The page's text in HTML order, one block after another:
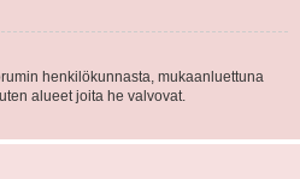
henkilökunnasta, mukaanluettuna
alueet joita he valvovat.